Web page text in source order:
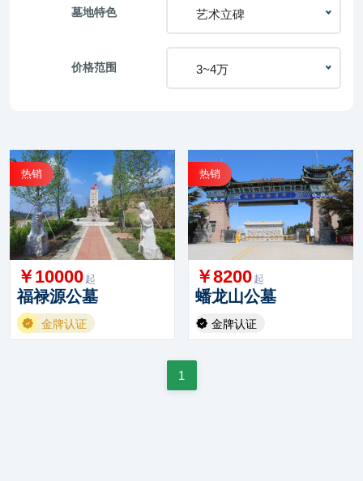
墓地特色 艺术立碑
价格范围 3~4万
热销
￥10000 起
福禄源公墓
金牌认证
热销
￥8200 起
蟠龙山公墓
金牌认证
1